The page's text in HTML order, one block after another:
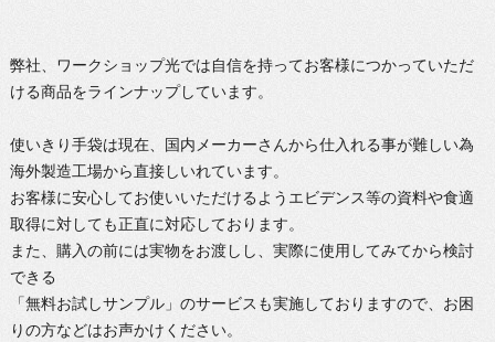
弊社、ワークショップ光では自信を持ってお客様につかっていただ
ける商品をラインナップしています。
使いきり手袋は現在、国内メーカーさんから仕入れる事が難しい為
海外製造工場から直接しいれています。
お客様に安心してお使いいただけるようエビデンス等の資料や食適
取得に対しても正直に対応しております。
また、購入の前には実物をお渡しし、実際に使用してみてから検討
できる
「無料お試しサンプル」のサービスも実施しておりますので、お困
りの方などはお声かけください。